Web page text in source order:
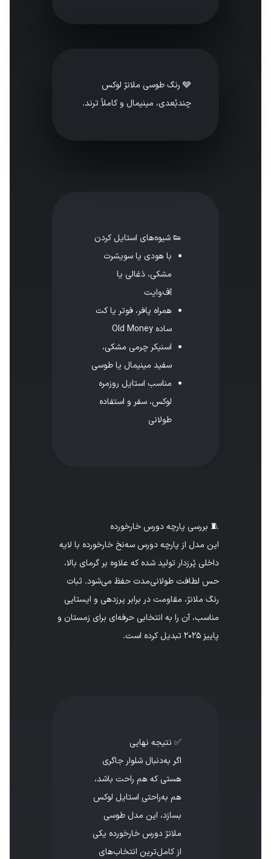
🩶 رنگ طوسی ملانژ لوکس
چندبُعدی، مینیمال و کاملاً ترند.
👟 شیوه‌های استایل کردن
با هودی یا سویشرت
مشکی، ذغالی یا
آف‌وایت
همراه پافر، فوتر یا کت
ساده Old Money
اسنیکر چرمی مشکی،
سفید مینیمال یا طوسی
مناسب استایل روزمره
لوکس، سفر و استفاده
طولانی
🧵 بررسی پارچه دورس خارخورده
این مدل از پارچه دورس سه‌نخ خارخورده با لایه
داخلی پُرزدار تولید شده که علاوه بر گرمای بالا،
حس لطافت طولانی‌مدت حفظ می‌شود. ثبات
رنگ ملانژ، مقاومت در برابر پرزدهی و ایستایی
مناسب، آن را به انتخابی حرفه‌ای برای زمستان و
پاییز ۲۰۲۵ تبدیل کرده است.
✅ نتیجه نهایی
اگر به‌دنبال شلوار جاگری
هستی که هم راحت باشد،
هم به‌راحتی استایل لوکس
بسازد، این مدل طوسی
ملانژ دورس خارخورده یکی
از کامل‌ترین انتخاب‌های